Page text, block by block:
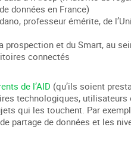
données en France)
professeur émérite, de
prospection et du Smart, au
connectés
de l’AID (qu’ils soient
technologiques, utilisateurs
qui les touchent. Par
partage de données et les